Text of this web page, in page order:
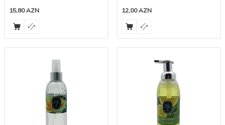
15,80AZN 12,00AZN